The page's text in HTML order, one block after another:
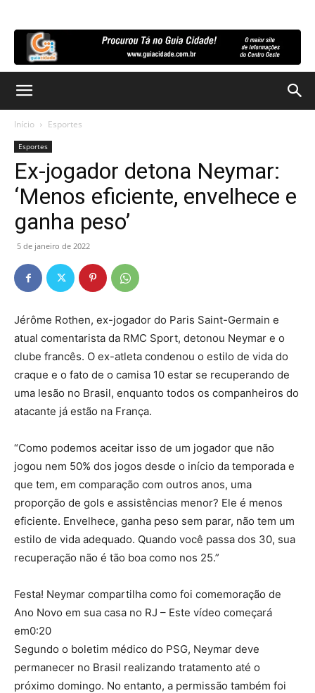
Início Esportes
Esportes
Ex-jogador detona Neymar:
‘Menos eficiente, envelhece e
ganha peso’
5 de janeiro de 2022
Jérôme Rothen, ex-jogador do Paris Saint-Germain e
atual comentarista da RMC Sport, detonou Neymar e o
clube francês. O ex-atleta condenou o estilo de vida do
craque e o fato de o camisa 10 estar se recuperando de
uma lesão no Brasil, enquanto todos os companheiros do
atacante já estão na França.
“Como podemos aceitar isso de um jogador que não
jogou nem 50% dos jogos desde o início da temporada e
que tem, em comparação com outros anos, uma
proporção de gols e assistências menor? Ele é menos
eficiente. Envelhece, ganha peso sem parar, não tem um
estilo de vida adequado. Quando você passa dos 30, sua
recuperação não é tão boa como nos 25.”
Festa! Neymar compartilha como foi comemoração de
Ano Novo em sua casa no RJ – Este vídeo começará
em0:20
Segundo o boletim médico do PSG, Neymar deve
permanecer no Brasil realizando tratamento até o
próximo domingo. No entanto, a permissão também foi